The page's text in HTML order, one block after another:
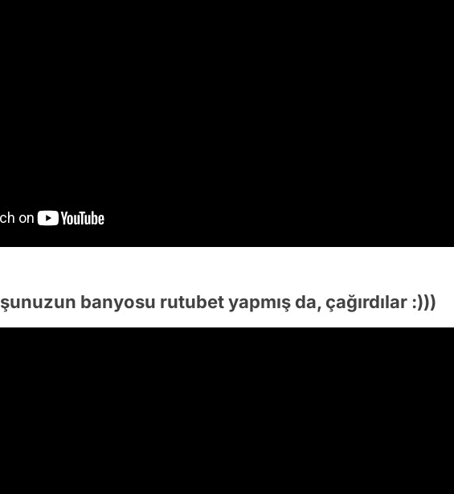
banyosu rutubet yapmış da, çağırdılar :)))